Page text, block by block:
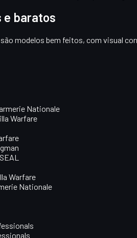
e baratos
modelos bem feitos, com visual
Nationale
Warfare
Warfare
Nationale